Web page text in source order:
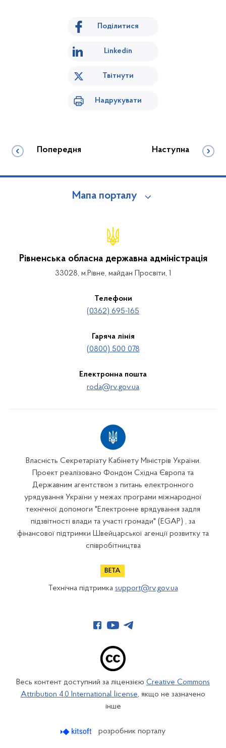
Поділитися
Linkedin
Твітнути
Надрукувати
Попередня Наступна
Мапа порталу
Рівненська обласна державна адміністрація
33028, м.Рівне, майдан Просвіти, 1
Телефони
(0362) 695-165
Гаряча лінія
(0800) 500 078
Електронна пошта
roda@rv.gov.ua
Власність Секретаріату Кабінету Міністрів України.
Проект реалізовано Фондом Східна Європа та
Державним агентством з питань електронного
урядування України у межах програми міжнародної
технічної допомоги "Електронне врядування задля
підзвітності влади та участі громади" (EGAP) , за
фінансової підтримки Швейцарської агенції розвитку та
співробітництва
Технічна підтримка support@rv.gov.ua
Весь контент доступний за ліцензією Creative Commons
Attribution 4.0 International license, якщо не зазначено
інше
розробник порталу